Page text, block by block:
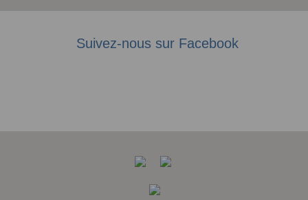
Suivez-nous sur Facebook